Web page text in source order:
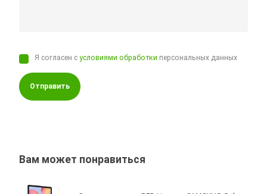
Я согласен сусловиями обработки персональных данных
Отправить
Вам может понравиться